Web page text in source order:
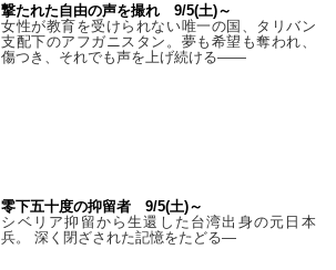
撃たれた自由の声を撮れ 9/5(土)～
女性が教育を受けられない唯一の国、タリバン
支配下のアフガニスタン。夢も希望も奪われ、
傷つき、それでも声を上げ続ける——
零下五十度の抑留者 9/5(土)～
シベリア抑留から生還した台湾出身の元日本
兵。 深く閉ざされた記憶をたどる—